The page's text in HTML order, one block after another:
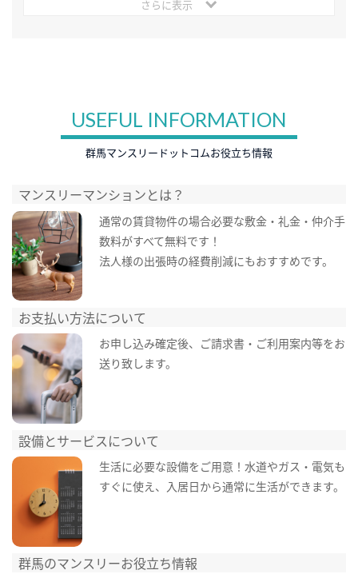
さらに表示
USEFUL INFORMATION
群馬マンスリードットコムお役立ち情報
マンスリーマンションとは？
通常の賃貸物件の場合必要な敷金・礼金・仲介手
数料がすべて無料です！
法人様の出張時の経費削減にもおすすめです。
お支払い方法について
お申し込み確定後、ご請求書・ご利用案内等をお
送り致します。
設備とサービスについて
生活に必要な設備をご用意！水道やガス・電気も
すぐに使え、入居日から通常に生活ができます。
群馬のマンスリーお役立ち情報